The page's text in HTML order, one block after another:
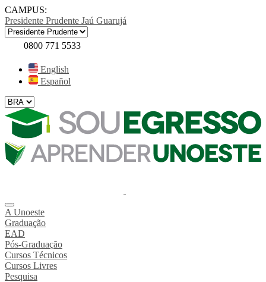
CAMPUS:
Presidente Prudente Jaú Guarujá
0800 771 5533
English
Español
A Unoeste
Graduação
EAD
Pós-Graduação
Cursos Técnicos
Cursos Livres
Pesquisa